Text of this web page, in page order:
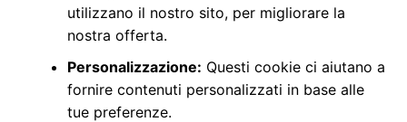
utilizzano il nostro sito, per migliorare la
nostra offerta.
Personalizzazione: Questi cookie ci aiutano a
fornire contenuti personalizzati in base alle
tue preferenze.